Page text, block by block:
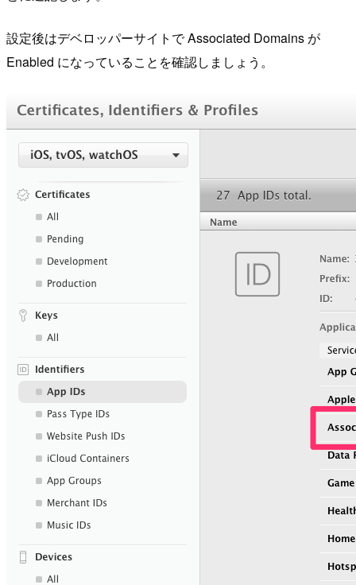
設定後はデベロッパーサイトで Associated Domains が
Enabled になっていることを確認しましょう。